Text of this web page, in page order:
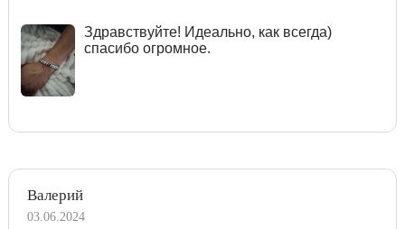
Здравствуйте! Идеально, как всегда)
спасибо огромное.
Валерий
03.06.2024